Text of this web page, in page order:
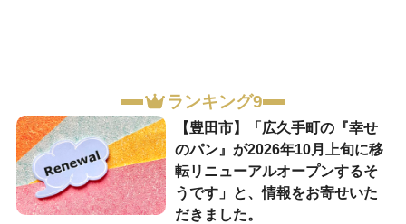
ランキング9
【豊田市】「広久手町の『幸せ
のパン』が2026年10月上旬に移
転リニューアルオープンするそ
うです」と、情報をお寄せいた
だきました。